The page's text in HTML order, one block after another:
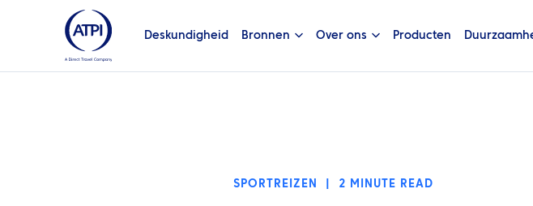
Deskundigheid Bronnen Over ons Producten
SPORTREIZEN 2 MINUTE READ